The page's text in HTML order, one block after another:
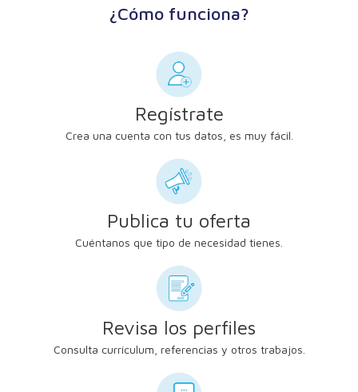
¿Cómo funciona?
Regístrate
Crea una cuenta con tus datos, es muy fácil.
Publica tu oferta
Cuéntanos que tipo de necesidad tienes.
Revisa los perfiles
Consulta currículum, referencias y otros trabajos.